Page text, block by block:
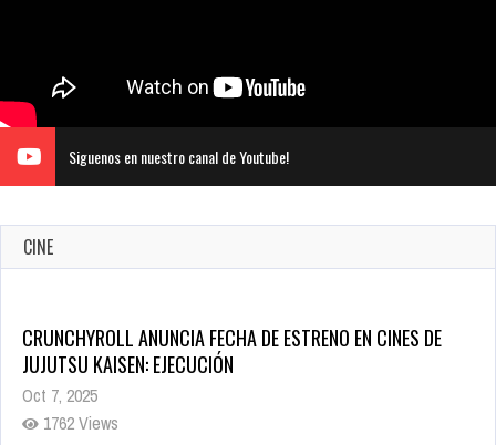
Siguenos en nuestro canal de Youtube!
CINE
CRUNCHYROLL ANUNCIA FECHA DE ESTRENO EN CINES DE
JUJUTSU KAISEN: EJECUCIÓN
Oct 7, 2025
1762 Views